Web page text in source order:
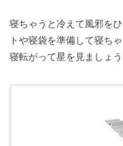
寝ちゃうと冷えて風邪を
トや寝袋を準備して寝ち
寝転がって星を見ましょう